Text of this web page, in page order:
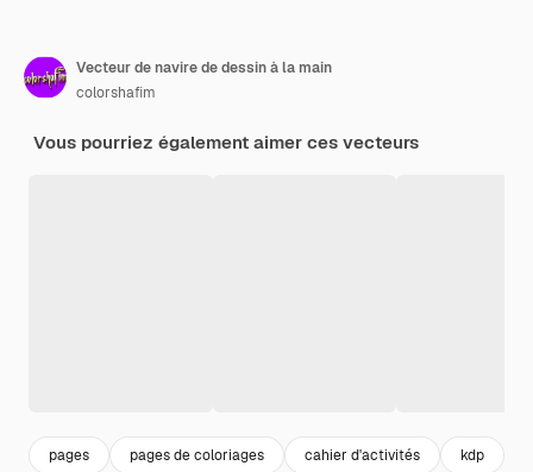
Vecteur de navire de dessin à la main
colorshafim
Vous pourriez également aimer ces vecteurs
pages pages de coloriages cahier d'activités kdp